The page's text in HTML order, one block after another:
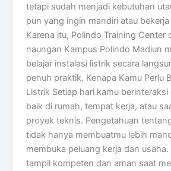
tetapi sudah menjadi kebutuhan
pun yang ingin mandiri atau
Karena itu, Polindo Training Center
naungan Kampus Polindo Madiun
belajar instalasi listrik secara
penuh praktik. Kenapa Kamu Perlu
Listrik Setiap hari kamu
baik di rumah, tempat kerja, atau
proyek teknis. Pengetahuan
tidak hanya membuatmu lebih
membuka peluang kerja dan
tampil kompeten dan aman saat